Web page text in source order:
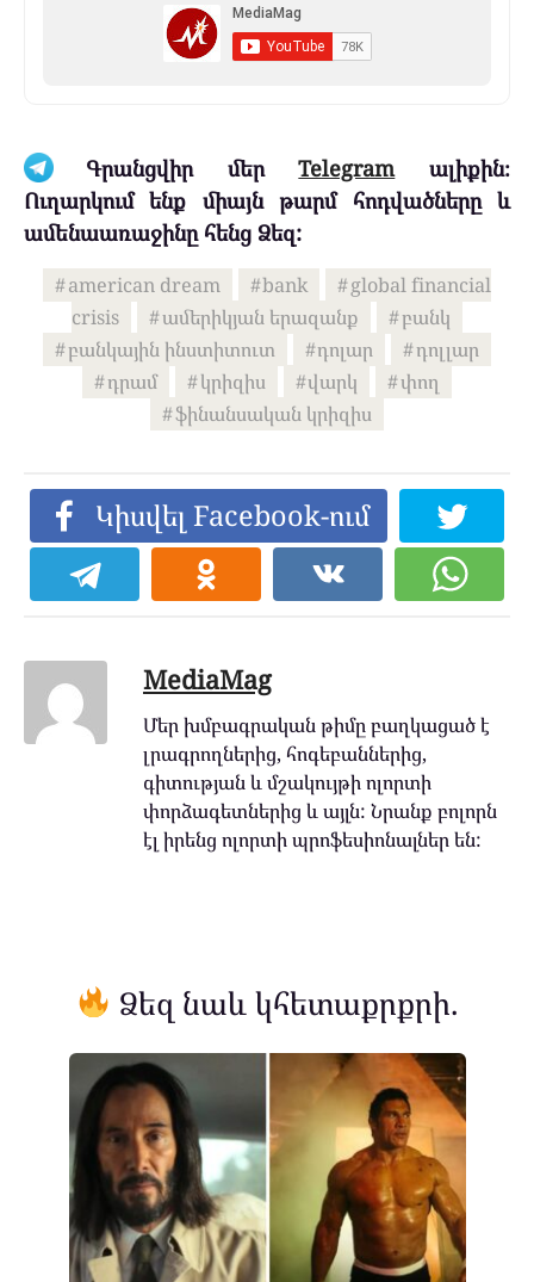
Գրանցվիր մերTelegramալիքին։
Ուղարկում ենք միայն թարմ հոդվածները և
ամենաառաջինը հենց Ձեզ:
american dream bank
global financial
crisis
ամերիկյան երազանք
բանկ
բանկային ինստիտուտ
դոլար
դոլլար
դրամ
կրիզիս վարկ
փող
ֆինանսական կրիզիս
Կիսվել Facebook-ում
MediaMag
Մեր խմբագրական թիմը բաղկացած է
լրագրողներից, հոգեբաններից,
գիտության և մշակույթի ոլորտի
փորձագետներից և այլն: Նրանք բոլորն
էլ իրենց ոլորտի պրոֆեսիոնալներ են:
Ձեզ նաև կհետաքրքրի.